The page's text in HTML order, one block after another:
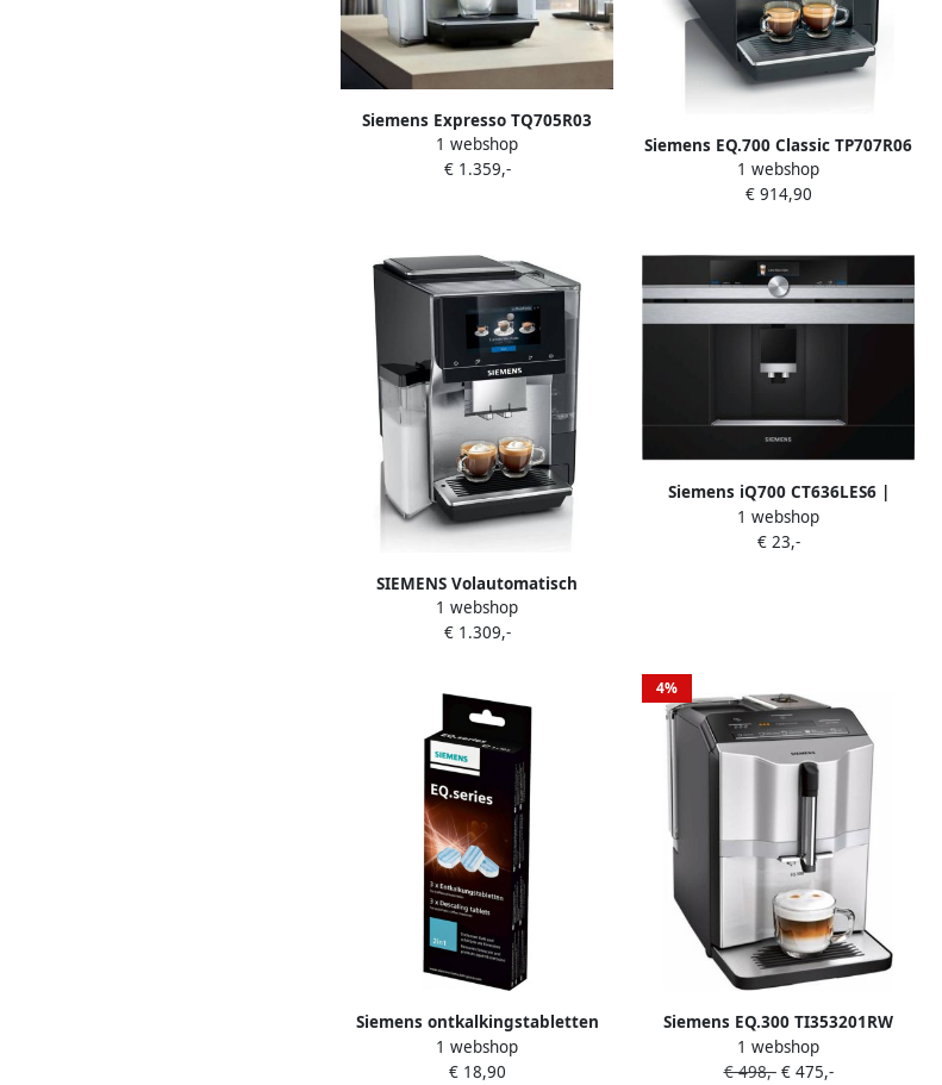
Siemens Expresso TQ705R03
Eq.700 Integral 20 Recepten 6
Versie 3 Temperaturen
1 webshop
€ 1.359,-
Siemens EQ.700 Classic TP707R06
Volautomatische
espressomachine Midnite zwart
1 webshop
€ 914,90
SIEMENS Volautomatisch
koffiezetapparaat EQ.700
integral TQ707D03 Full-
1 webshop
€ 1.309,-
Siemens iQ700 CT636LES6 |
Espressomachines |
Keuken&Koken Koffie&Ontbijt |
1 webshop
€ 23,-
Siemens ontkalkingstabletten
TZ80002N
1 webshop
€ 18,90
4%
Siemens EQ.300 TI353201RW
Volautomatische
espressomachine Zilver
1 webshop
€ 498,-€ 475,-